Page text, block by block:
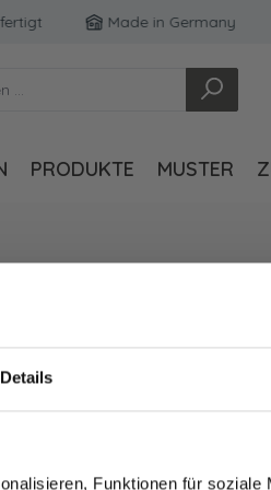
Details
Funktionen für soziale
Made in Germany
PRODUKTE MUSTER